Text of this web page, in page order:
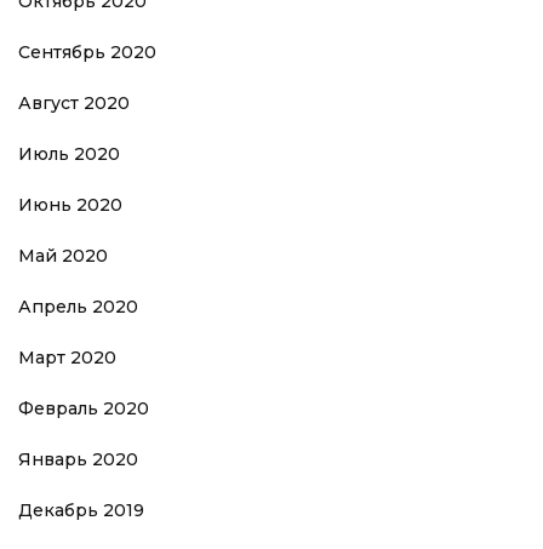
Сентябрь 2020
Август 2020
Июль 2020
Июнь 2020
Май 2020
Апрель 2020
Март 2020
Февраль 2020
Январь 2020
Декабрь 2019